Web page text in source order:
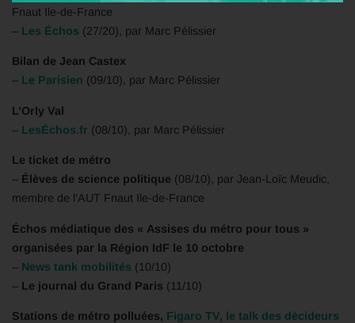
Fnaut Ile-de-France
– Les Échos (27/20), par Marc Pélissier
Bilan de Jean Castex
– Le Parisien (09/10), par Marc Pélissier
L’Orly Val
– LesÉchos.fr (08/10), par Marc Pélissier
Le ticket de métro
– Élèves de science politique (08/10), par Jean-Loïc Meudic,
membre de l’AUT Fnaut Ile-de-France
Échos médiatique des « Assises du métro pour tous »
organisées par la Région IdF le 10 octobre
– News tank mobilités (10/10)
– Le journal du Grand Paris (11/10)
Stations de métro polluées, Figaro TV, le talk des décideurs